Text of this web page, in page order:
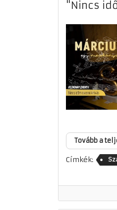
"Nincs
Tovább a
Címkék: